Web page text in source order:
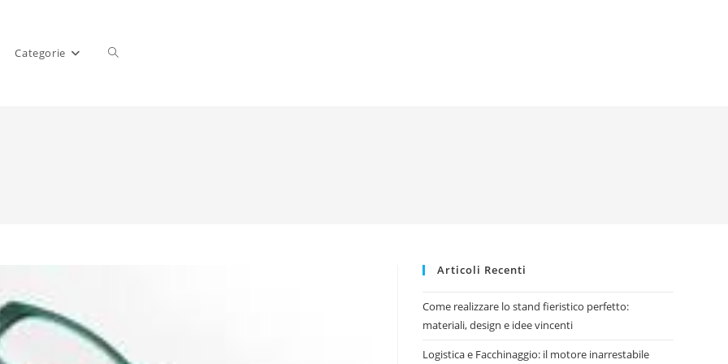
Categorie
Articoli Recenti
Come realizzare lo stand fieristico perfetto:
materiali, design e idee vincenti
Logistica e Facchinaggio: il motore inarrestabile